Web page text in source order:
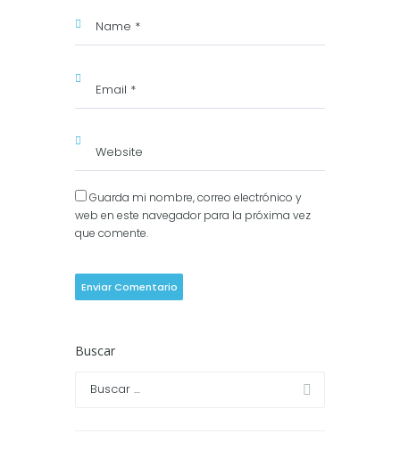
Guarda mi nombre, correo electrónico y
web en este navegador para la próxima vez
que comente.
Buscar